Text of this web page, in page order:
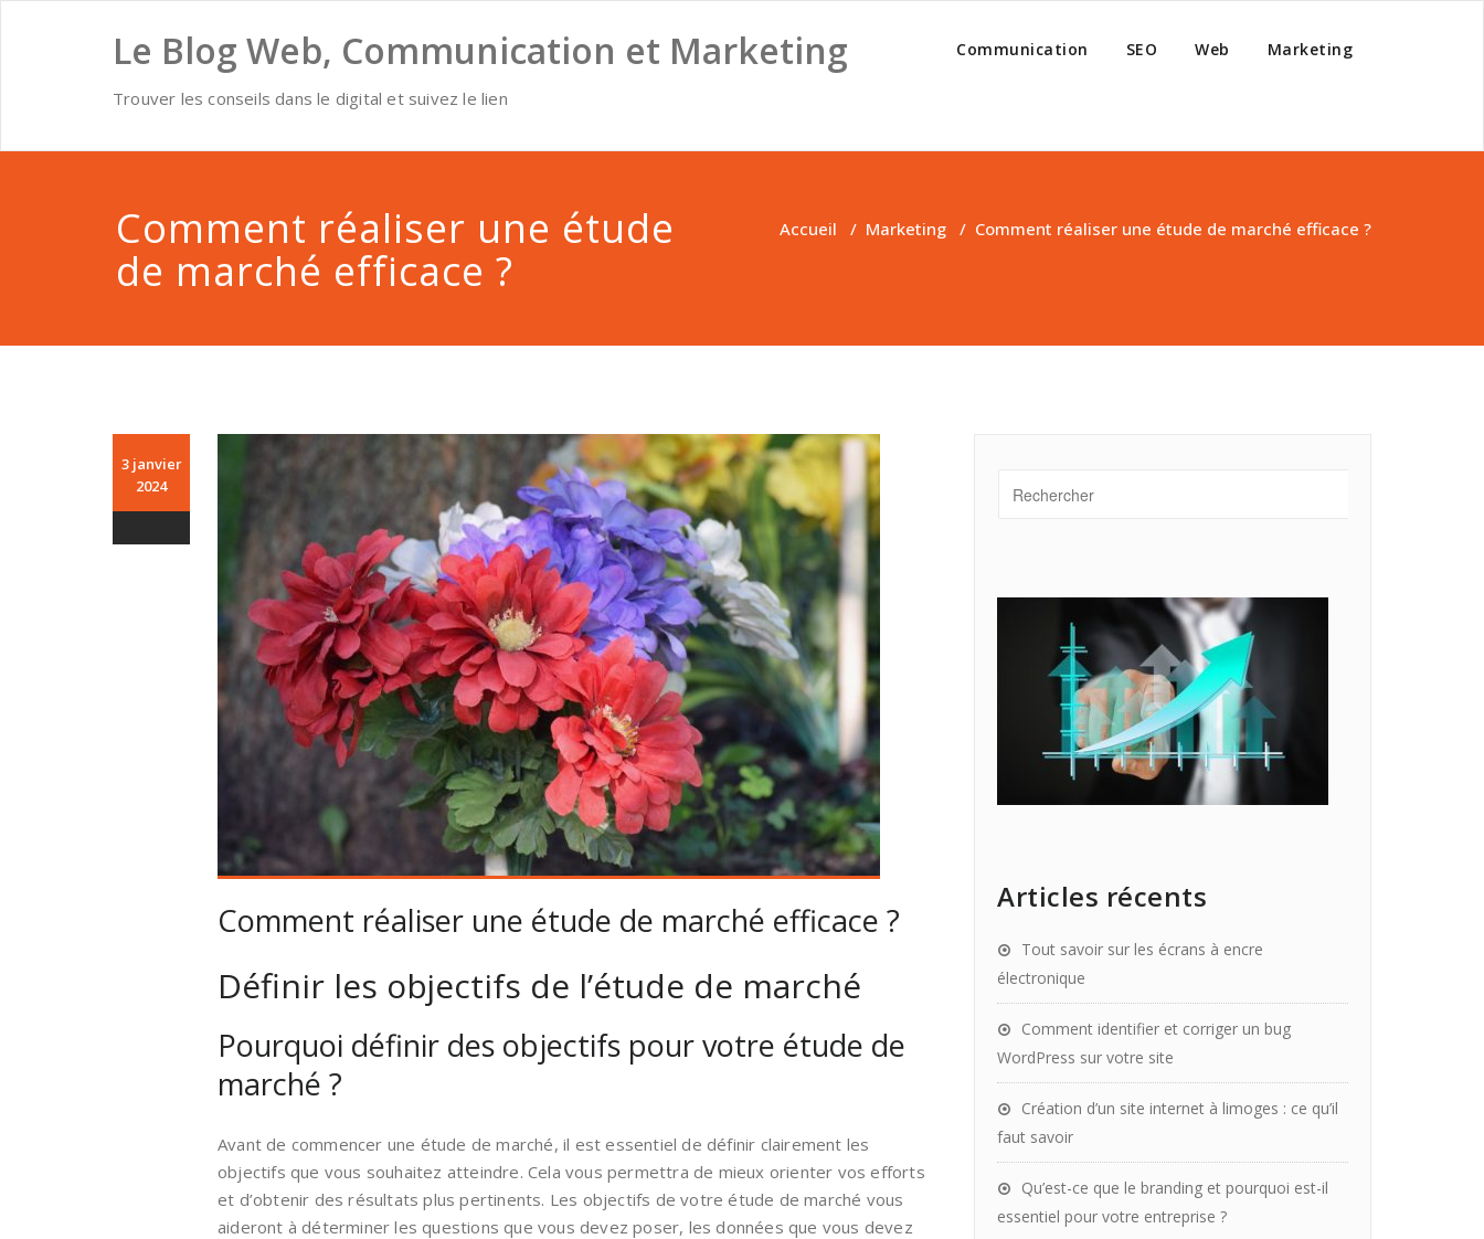
Le Blog Web, Communication et Marketing
Trouver les conseils dans le digital et suivez le lien
Communication SEO Web Marketing
Comment réaliser une étude
de marché efficace ?
Accueil / Marketing / Comment réaliser une étude de marché efficace ?
3 janvier
2024
Comment réaliser une étude de marché efficace ?
Définir les objectifs de l’étude de marché
Pourquoi définir des objectifs pour votre étude de
marché ?
Avant de commencer une étude de marché, il est essentiel de définir clairement les
objectifs que vous souhaitez atteindre. Cela vous permettra de mieux orienter vos efforts
et d’obtenir des résultats plus pertinents. Les objectifs de votre étude de marché vous
aideront à déterminer les questions que vous devez poser, les données que vous devez
Articles récents
Tout savoir sur les écrans à encre
électronique
Comment identifier et corriger un bug
WordPress sur votre site
Création d’un site internet à limoges : ce qu’il
faut savoir
Qu’est-ce que le branding et pourquoi est-il
essentiel pour votre entreprise ?